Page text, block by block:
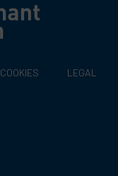
COOKIES LEGAL